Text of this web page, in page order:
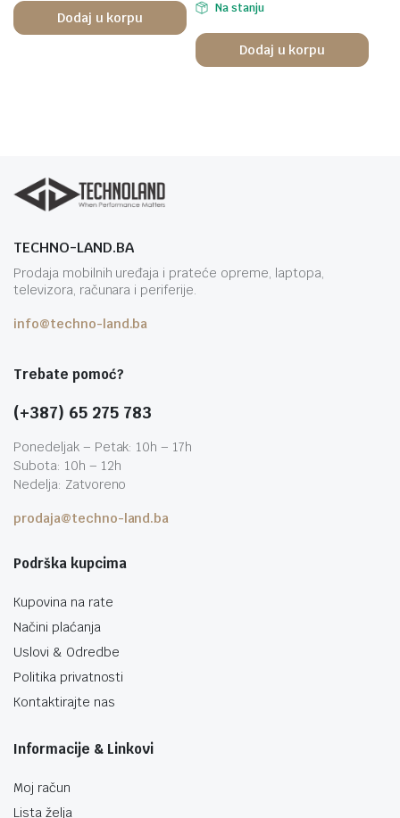
Dodaj u korpu
Na stanju
Dodaj u korpu
TECHNO-LAND.BA
Prodaja mobilnih uređaja i prateće opreme, laptopa,
televizora, računara i periferije.
info@techno-land.ba
Trebate pomoć?
(+387) 65 275 783
Ponedeljak – Petak: 10h – 17h
Subota: 10h – 12h
Nedelja: Zatvoreno
prodaja@techno-land.ba
Podrška kupcima
Kupovina na rate
Načini plaćanja
Uslovi & Odredbe
Politika privatnosti
Kontaktirajte nas
Informacije & Linkovi
Moj račun
Lista želja